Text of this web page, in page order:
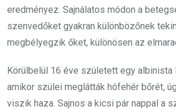
eredményez. Sajnálatos módon a
szenvedőket gyakran különbözőnek
megbélyegzik őket, különösen az
Körülbelül 16 éve született egy albinista
amikor szülei meglátták hófehér bőrét,
viszik haza. Sajnos a kicsi pár nappal a